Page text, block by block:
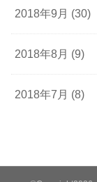
2018年9月 (30)
2018年8月 (9)
2018年7月 (8)